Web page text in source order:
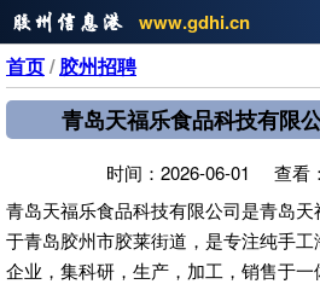
www.gdhi.cn
首页/胶州招聘
青岛天福乐食品科技有限
时间：2026-06-01 查看
青岛天福乐食品科技有限公司是青岛
于青岛胶州市胶莱街道，是专注纯手
企业，集科研，生产，加工，销售于一